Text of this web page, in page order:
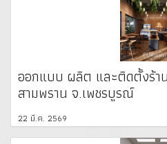
ออกแบบ ผลิต และติดตั้งร้า
สามพราน จ.เพชรบูรณ์
22 มี.ค. 2569